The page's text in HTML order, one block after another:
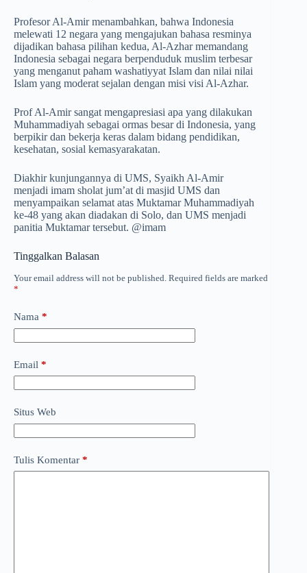
Profesor Al-Amir menambahkan, bahwa Indonesia
melewati 12 negara yang mengajukan bahasa resminya
dijadikan bahasa pilihan kedua, Al-Azhar memandang
Indonesia sebagai negara berpenduduk muslim terbesar
yang menganut paham washatiyyat Islam dan nilai nilai
Islam yang moderat sejalan dengan misi visi Al-Azhar.
Prof Al-Amir sangat mengapresiasi apa yang dilakukan
Muhammadiyah sebagai ormas besar di Indonesia, yang
berpikir dan bekerja keras dalam bidang pendidikan,
kesehatan, sosial kemasyarakatan.
Diakhir kunjungannya di UMS, Syaikh Al-Amir
menjadi imam sholat jum’at di masjid UMS dan
menyampaikan selamat atas Muktamar Muhammadiyah
ke-48 yang akan diadakan di Solo, dan UMS menjadi
panitia Muktamar tersebut. @imam
Tinggalkan Balasan
Your email address will not be published. Required fields are marked
*
Nama *
Email *
Situs Web
Tulis Komentar *